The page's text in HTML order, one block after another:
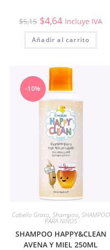
$5,15 $4,64 Incluye IVA
Añadir al carrito
-10%
Cabello Graso, Shampoo, SHAMPOO
PARA NIÑOS
SHAMPOO HAPPY&CLEAN
AVENA Y MIEL 250ML